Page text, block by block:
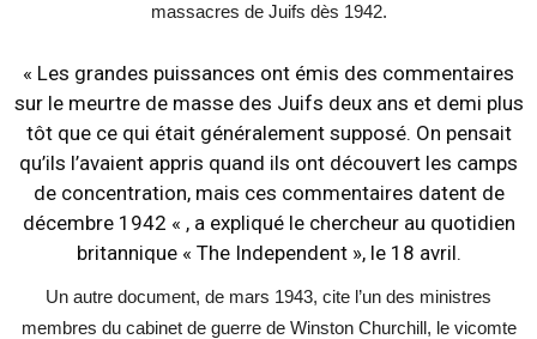
massacres de Juifs dès 1942.
« Les grandes puissances ont émis des commentaires
sur le meurtre de masse des Juifs deux ans et demi plus
tôt que ce qui était généralement supposé. On pensait
qu’ils l’avaient appris quand ils ont découvert les camps
de concentration, mais ces commentaires datent de
décembre 1942 « , a expliqué le chercheur au quotidien
britannique « The Independent », le 18 avril.
Un autre document, de mars 1943, cite l’un des ministres
membres du cabinet de guerre de Winston Churchill, le vicomte